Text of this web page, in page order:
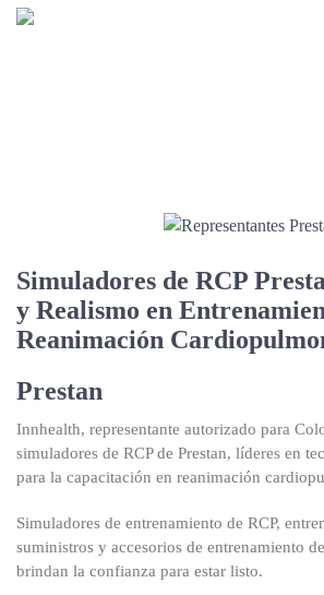
Simuladores de RCP
y Realismo en
Reanimación
Prestan
Innhealth, representante autorizado para
simuladores de RCP de Prestan, líderes en
para la capacitación en reanimación
Simuladores de entrenamiento de RCP,
suministros y accesorios de entrenamiento
brindan la confianza para estar listo.